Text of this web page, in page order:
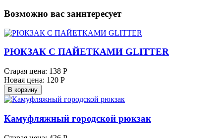
Возможно вас заинтересует
РЮКЗАК С ПАЙЕТКАМИ GLITTER
Старая цена: 138 Р
Новая цена: 120 Р
В корзину
Камуфляжный городской рюкзак